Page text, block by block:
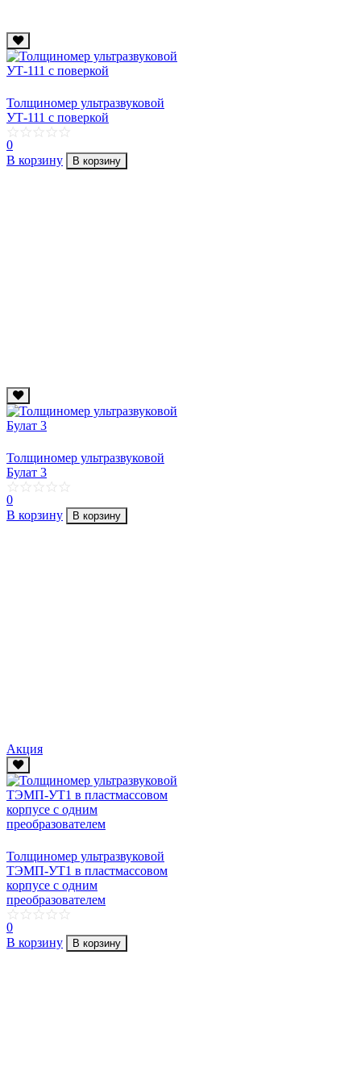
Толщиномер ультразвуковой
УТ-111 с поверкой
0
В корзину
В корзину
Толщиномер ультразвуковой
Булат 3
0
В корзину
В корзину
Акция
Толщиномер ультразвуковой
ТЭМП-УТ1 в пластмассовом
корпусе c одним
преобразователем
0
В корзину
В корзину